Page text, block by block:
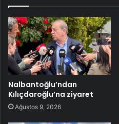
Nalbantoğlu’ndan
Kılıçdaroğlu’na ziyaret
Ağustos 9, 2026